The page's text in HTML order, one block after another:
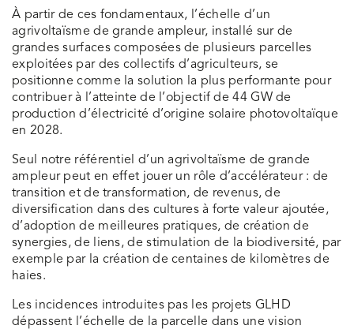
À partir de ces fondamentaux, l’échelle d’un
agrivoltaïsme de grande ampleur, installé sur de
grandes surfaces composées de plusieurs parcelles
exploitées par des collectifs d’agriculteurs, se
positionne comme la solution la plus performante pour
contribuer à l’atteinte de l’objectif de 44 GW de
production d’électricité d’origine solaire photovoltaïque
en 2028.
Seul notre référentiel d’un agrivoltaïsme de grande
ampleur peut en effet jouer un rôle d’accélérateur : de
transition et de transformation, de revenus, de
diversification dans des cultures à forte valeur ajoutée,
d’adoption de meilleures pratiques, de création de
synergies, de liens, de stimulation de la biodiversité, par
exemple par la création de centaines de kilomètres de
haies.
Les incidences introduites pas les projets GLHD
dépassent l’échelle de la parcelle dans une vision